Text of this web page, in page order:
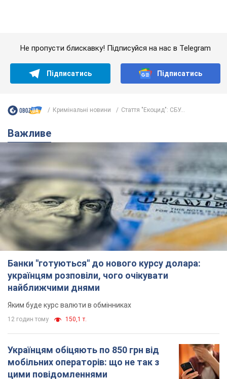
Банки "готуються" до нового курсу долара:
українцям розповіли, чого очікувати
найближчими днями
Яким буде курс валюти в обмінниках
12 годин тому 150,1 т.
Українцям обіцяють по 850 грн від
мобільних операторів: що не так з
цими повідомленнями
Як не потрапити в пастку шахраїв
6.08.2026 21:02 14,8 т.
Найдорожчий футболіст "Динамо"
забив "Карабаху" вже на 10-й хвилині
матчу. Відео
Поєдинок відбувається в Польщі